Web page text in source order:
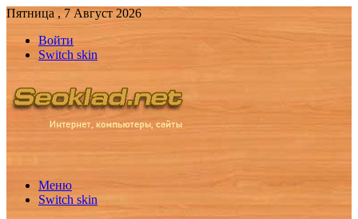
Пятница , 7 Август 2026
Войти
Switch skin
Меню
Switch skin